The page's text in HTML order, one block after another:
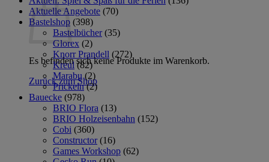
Es befinden sich keine Produkte im Warenkorb.
Zurück zum Shop
Aktuelle Angebote (70)
Bastelshop (398)
Bastelbücher (35)
Glorex (2)
Knorr Prandell (272)
Kreul (82)
Marabu (2)
Prickeln (2)
Bauecke (978)
BRIO Flora (13)
BRIO Holzeisenbahn (152)
Cobi (360)
Constructor (16)
Games Workshop (62)